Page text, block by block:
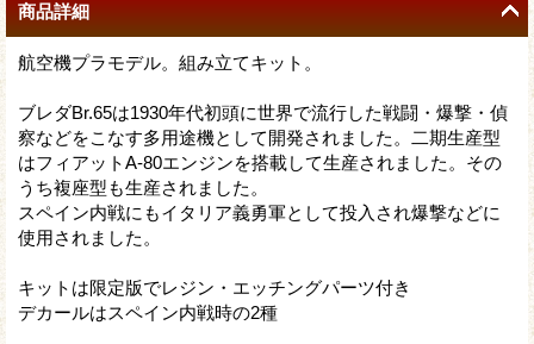
商品詳細
航空機プラモデル。組み立てキット。
ブレダBr.65は1930年代初頭に世界で流行した戦闘・爆撃・偵
察などをこなす多用途機として開発されました。二期生産型
はフィアットA-80エンジンを搭載して生産されました。その
うち複座型も生産されました。
スペイン内戦にもイタリア義勇軍として投入され爆撃などに
使用されました。
キットは限定版でレジン・エッチングパーツ付き
デカールはスペイン内戦時の2種